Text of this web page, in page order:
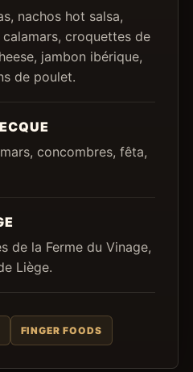
nachos hot salsa,
croquettes de
jambon ibérique,
de poulet.
concombres, fêta,
de la Ferme du Vinage,
Liège.
FINGER FOODS